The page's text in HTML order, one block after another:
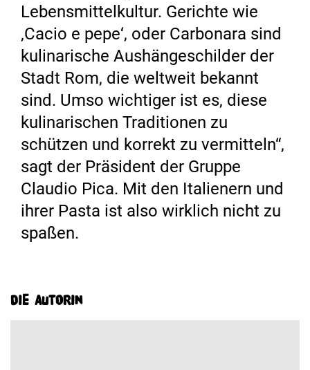
Lebensmittelkultur. Gerichte wie
‚Cacio e pepe‘, oder Carbonara sind
kulinarische Aushängeschilder der
Stadt Rom, die weltweit bekannt
sind. Umso wichtiger ist es, diese
kulinarischen Traditionen zu
schützen und korrekt zu vermitteln“,
sagt der Präsident der Gruppe
Claudio Pica. Mit den Italienern und
ihrer Pasta ist also wirklich nicht zu
spaßen.
Die Autorin